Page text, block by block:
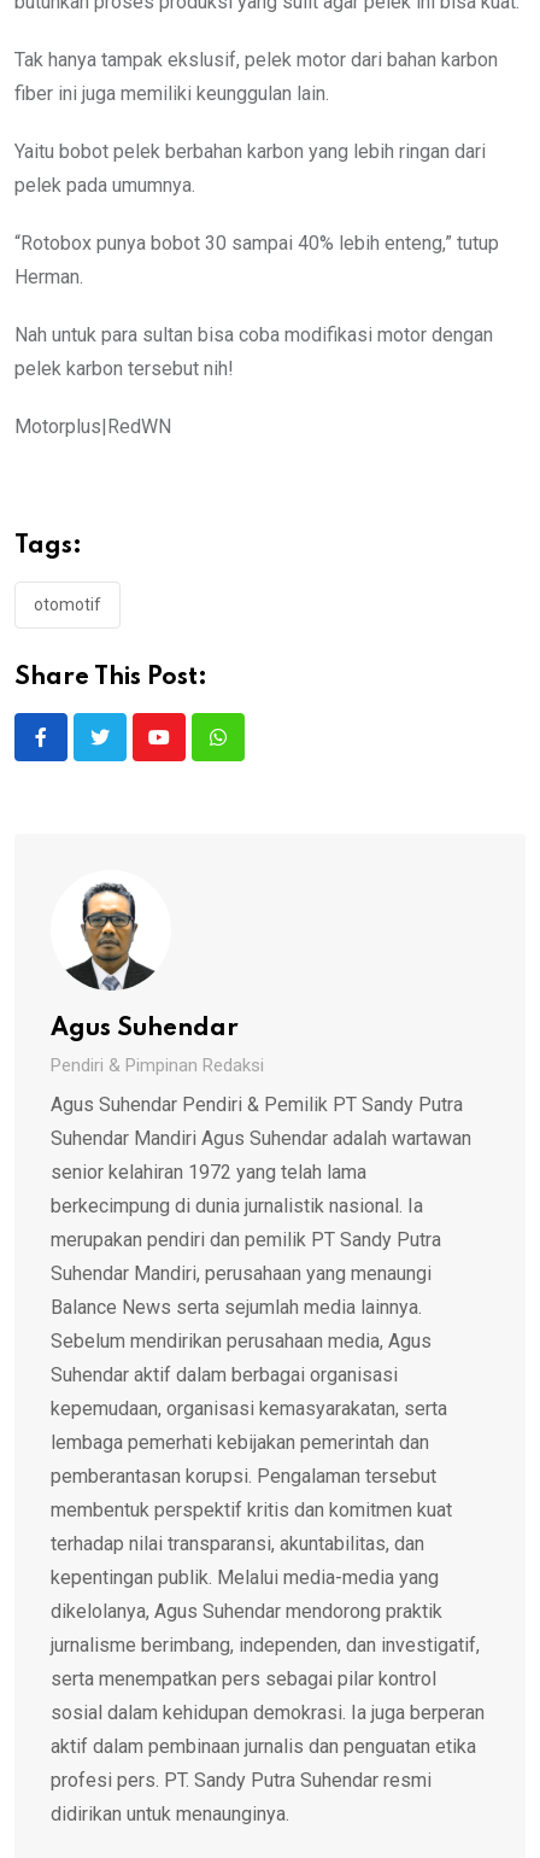
Tak hanya tampak ekslusif, pelek motor dari bahan karbon
fiber ini juga memiliki keunggulan lain.
Yaitu bobot pelek berbahan karbon yang lebih ringan dari
pelek pada umumnya.
“Rotobox punya bobot 30 sampai 40% lebih enteng,” tutup
Herman.
Nah untuk para sultan bisa coba modifikasi motor dengan
pelek karbon tersebut nih!
Motorplus|RedWN
Tags:
otomotif
Share This Post:
YoutubeWhatsapp
Agus Suhendar
Pendiri & Pimpinan Redaksi
Agus Suhendar Pendiri & Pemilik PT Sandy Putra
Suhendar Mandiri Agus Suhendar adalah wartawan
senior kelahiran 1972 yang telah lama
berkecimpung di dunia jurnalistik nasional. Ia
merupakan pendiri dan pemilik PT Sandy Putra
Suhendar Mandiri, perusahaan yang menaungi
Balance News serta sejumlah media lainnya.
Sebelum mendirikan perusahaan media, Agus
Suhendar aktif dalam berbagai organisasi
kepemudaan, organisasi kemasyarakatan, serta
lembaga pemerhati kebijakan pemerintah dan
pemberantasan korupsi. Pengalaman tersebut
membentuk perspektif kritis dan komitmen kuat
terhadap nilai transparansi, akuntabilitas, dan
kepentingan publik. Melalui media-media yang
dikelolanya, Agus Suhendar mendorong praktik
jurnalisme berimbang, independen, dan investigatif,
serta menempatkan pers sebagai pilar kontrol
sosial dalam kehidupan demokrasi. Ia juga berperan
aktif dalam pembinaan jurnalis dan penguatan etika
profesi pers. PT. Sandy Putra Suhendar resmi
didirikan untuk menaunginya.